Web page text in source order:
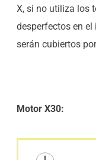
X, si no utiliza los
desperfectos en
serán cubiertos
Motor X30: